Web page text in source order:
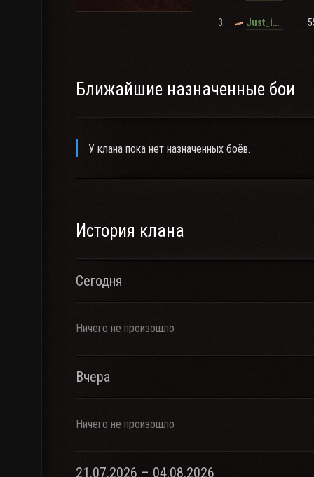
3. Just_in_Case
Ближайшие назначенные бои
У клана пока нет назначенных боёв.
История клана
Сегодня
Ничего не произошло
Вчера
Ничего не произошло
21.07.2026 – 04.08.2026